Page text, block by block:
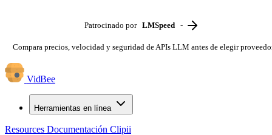
Patrocinado por LMSpeed -
Compara precios, velocidad y seguridad de APIs LLM antes de elegir
VidBee
Herramientas en línea
Resources Documentación Clipii